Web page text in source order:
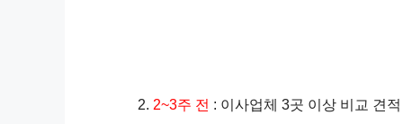
2~3주 전 : 이사업체 3곳 이상 비교 견